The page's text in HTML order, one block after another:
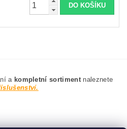
akompletní sortimentnaleznete